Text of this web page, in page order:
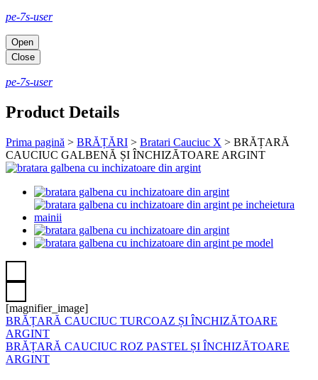
pe-7s-user
Open
Close
pe-7s-user
Product Details
Prima pagină > BRĂȚĂRI > Bratari Cauciuc X > BRĂȚARĂ
CAUCIUC GALBENĂ ȘI ÎNCHIZĂTOARE ARGINT
[magnifier_image]
BRĂȚARĂ CAUCIUC TURCOAZ ȘI ÎNCHIZĂTOARE
ARGINT
BRĂȚARĂ CAUCIUC ROZ PASTEL ȘI ÎNCHIZĂTOARE
ARGINT